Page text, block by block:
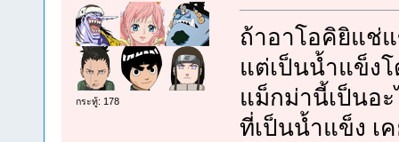
กระทู้: 178
ถ้าอาโอคิยิแช่
แต่เป็นน้ำแข็ง
แม็กม่านี้เป็นอ
ที่เป็นน้ำแข็ง เ